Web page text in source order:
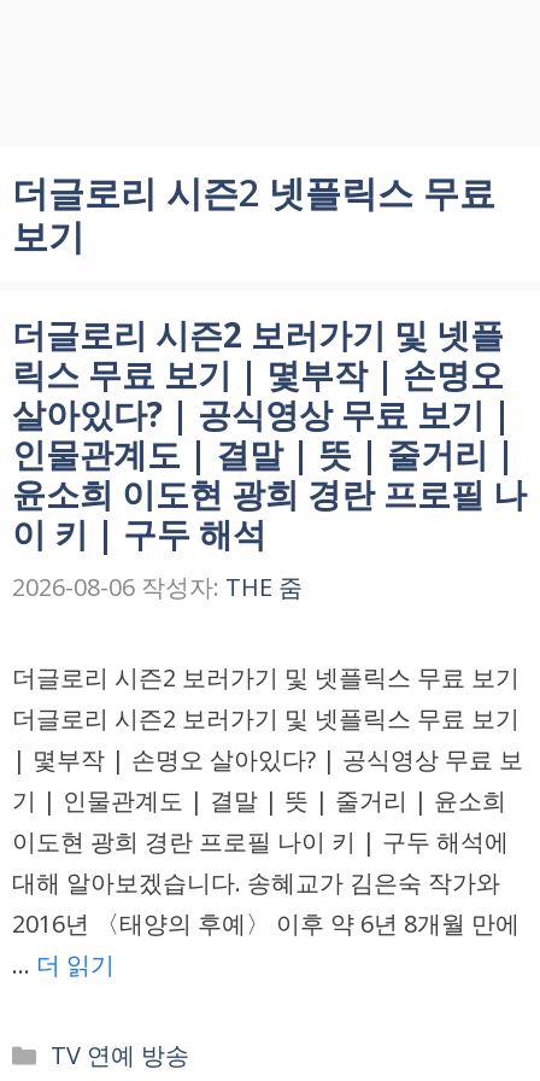
더글로리 시즌2 넷플릭스 무료
보기
더글로리 시즌2 보러가기 및 넷플
릭스 무료 보기 | 몇부작 | 손명오
살아있다? | 공식영상 무료 보기 |
인물관계도 | 결말 | 뜻 | 줄거리 |
윤소희 이도현 광희 경란 프로필 나
이 키 | 구두 해석
2026-08-06 작성자: THE 줌
더글로리 시즌2 보러가기 및 넷플릭스 무료 보기
더글로리 시즌2 보러가기 및 넷플릭스 무료 보기
| 몇부작 | 손명오 살아있다? | 공식영상 무료 보
기 | 인물관계도 | 결말 | 뜻 | 줄거리 | 윤소희
이도현 광희 경란 프로필 나이 키 | 구두 해석에
대해 알아보겠습니다. 송혜교가 김은숙 작가와
2016년 〈태양의 후예〉 이후 약 6년 8개월 만에
… 더 읽기
카
TV 연예 방송